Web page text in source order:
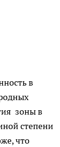
в
зоны в
степени
что